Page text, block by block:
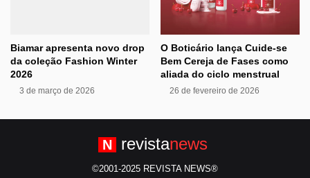
Biamar apresenta novo drop
da coleção Fashion Winter
2026
3 de março de 2026
O Boticário lança Cuide-se
Bem Cereja de Fases como
aliada do ciclo menstrual
26 de fevereiro de 2026
N revistanews
©2001-2025 REVISTA NEWS®